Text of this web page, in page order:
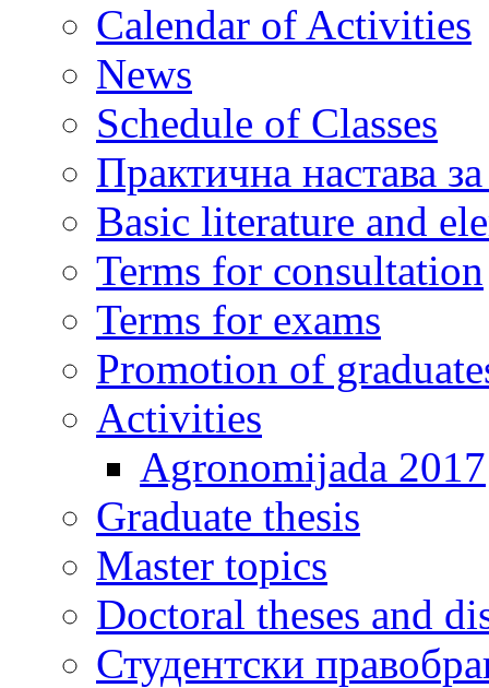
Calendar of Activities
News
Schedule of Classes
Практична настава
Basic literature and
Terms for consultation
Terms for exams
Promotion of
Activities
Agronomijada 2017
Graduate thesis
Master topics
Doctoral theses and
Студентски